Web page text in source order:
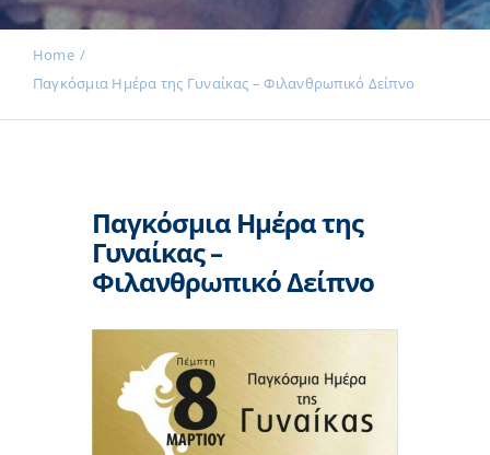
Προϊόντα
Home
Παγκόσμια Ημέρα της Γυναίκας – Φιλανθρωπικό Δείπνο
Παγκόσμια Ημέρα της
Γυναίκας –
Φιλανθρωπικό Δείπνο